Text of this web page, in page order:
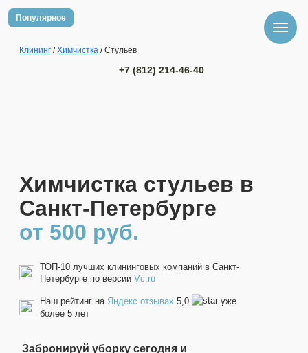
Клининг /Химчистка / Стульев
+7 (812) 214-46-40
Химчистка стульев в
Санкт-Петербурге
от 500 руб.
ТОП-10 лучших клининговых компаний в Санкт-
Петербурге по версии Vc.ru
Наш рейтинг на Яндекс отзывах 5,0
уже
более 5 лет
Забронируй уборку сегодня и
Популярное